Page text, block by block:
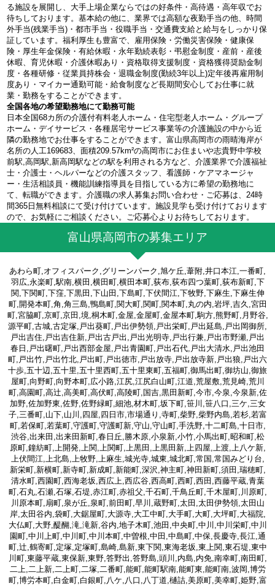
る施設を展開し、大手上場企業ならではの好条件・高待遇・高年収でお
待ちしております。基本給の他に、業界では高額な夜勤手当の他、時間
外手当(残業手当)・都市手当・役職手当・交通費支給と給与をしっかり保
証しています。福利厚生も豊富で、雇用保険・労働災害保険・健康保
険・厚生年金保険・有給休暇・永年勤続表彰・弔慰金制度・産前・産後
休暇、育児休暇・介護休暇あり・資格取得支援制度・資格獲得奨励金制
度・各種研修・従業員持株会・退職金制度(勤続3年以上)定年後再雇用制
度あり・マイカー通勤可能・給食制度など長期間安心してお仕事に就
業・勤務をすることができます。
全国各地の希望勤務地にて勤務可能
日本全国68カ所の介護付有料老人ホーム・住宅型老人ホーム・グループ
ホーム・デイサービス・各種居宅サービス事業等の介護施設の中から近
隣の勤務地でお仕事をすることができます。富山県高岡市の雨晴海岸が
名所の人工169683、面積209.57km²の高岡市にお住まいや志貴野中学校
前駅,高岡駅,新高岡駅などの駅を利用される方など、介護業界で介護福祉
士・介護士・ヘルパーなどの介護スタッフ、看護師・ケアマネージャ
ー・生活相談員・機能訓練指導員を目指している方に希望の勤務地に
て、転職ができます。介護職の求人募集お問い合わせ・ご応募は、24時
間365日無料相談にて受け付けています。施設見学も受け付けております
ので、お気軽にご相談ください。ご応募心よりお待ちしております。
富山県高岡市の募集エリア
あわら町,オフィスパーク,グリーンパーク,旭ケ丘,葦附,井口本江,一番町,
羽広,永楽町,駅南,横田,横田町,横田本町,荻布,荻布四つ葉町,荻布新町,下
関,下関町,下窪,下黒田,下山田,下島町,下伏間江,下牧野,下麻生,下麻生伸
町,開発本町,角,角三島,鴨島町,関大町,関町,関本町,丸の内,岩坪,吉久,宮田
町,宮脇町,京町,京田,境,桐木町,金屋,金屋町,金屋本町,駒方,熊野町,月野谷,
源平町,古城,古定塚,戸出葵町,戸出伊勢領,戸出栄町,戸出延島,戸出岡御所,
戸出吉住,戸出吉住新,戸出古戸出,戸出光明寺,戸出行兼,戸出市野瀬,戸出
春日,戸出曙町,戸出西部金屋,戸出青園町,戸出石代,戸出大清水,戸出池田
町,戸出竹,戸出竹北,戸出町,戸出徳市,戸出放寺,戸出放寺新,戸出狼,戸出六
十歩,五十辺,五十里,五十里西町,五十里東町,五福町,御馬出町,御坊山,御旅
屋町,向野町,向野本町,広小路,江尻,江尻白山町,江道,荒屋敷,荒見崎,荒川
町,高園町,高辻,高美町,高伏町,高陵町,国吉,黒田新町,今市,今泉,今泉新,佐
加野,佐加野東,佐野,佐野緑町,細池,材木町,坂下町,笹川,笹八口,三ケ,三女
子,三番町,山下,山川,四屋,四日市,市場通り,寺町,柴野,柴野内島,若杉,若富
町,若保町,若葉町,守護町,守護町新,守山,守山町,手洗野,十二町島,十日市,
渋谷,出来田,出来田新町,春日丘,勝木原,小泉新,小竹,小馬出町,昭和町,松
原町,鐘紡町,上開発,上関,上関町,上黒田,上黒田新,上四屋,上渡,上八ケ新,
上伏間江,上北島,上牧野,上麻生,城光寺,城東,城北町,常国,常国みどり台,
新栄町,新横町,新寺町,新成町,新能町,深沢,神主町,神田新町,須田,瑞穂町,
清水町,西園町,西海老坂,西広上,西広谷,西高町,西町,西田,西藤平蔵,青葉
町,石丸,石瀬,石塚,石堤,赤江町,赤祖父,千石町,千鳥丘町,千木屋町,川原町,
川原本町,扇町,泉が丘,泉町,前田町,早川,蔵野町,太田,太田伊勢領,太田山
岸,太田谷内,袋町,大鋸屋町,大源寺,大工中町,大手町,大町,大坪町,大福院,
大仏町,大野,醍醐,滝,滝新,谷内,地子木町,池田,中央町,中川,中川栄町,中川
園町,中川上町,中川町,中川本町,中曽根,中田,中島町,中保,長慶寺,長江,通
町,辻,鶴寄町,定塚,定塚町,島崎,島新,東下関,東海老坂,東上関,東石堤,東中
川町,東藤平蔵,東保新,東野,答野出,答野島,頭川,内島,内免,南幸町,南田町,
二上,二上新,二上町,二塚,二番町,能町,能町駅南,能町東,能町南,波岡,博労
町,博労本町,白金町,白銀町,八ケ,八口,八丁道,樋詰,美原町,美幸町,姫野,富